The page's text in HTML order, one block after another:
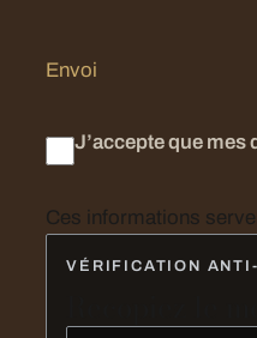
Envoi
J’accepte que mes
VÉRIFICATION